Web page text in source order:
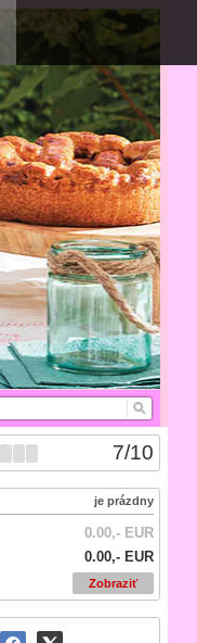
7/10
je prázdny
0.00,- EUR
0.00,- EUR
Zobraziť